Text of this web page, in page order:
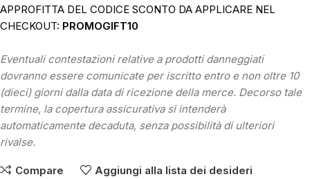
APPROFITTA DEL CODICE SCONTO DA APPLICARE NEL
CHECKOUT: PROMOGIFT10
Eventuali contestazioni relative a prodotti danneggiati
dovranno essere comunicate per iscritto entro e non oltre 10
(dieci) giorni dalla data di ricezione della merce. Decorso tale
termine, la copertura assicurativa si intenderà
automaticamente decaduta, senza possibilità di ulteriori
rivalse.
Compare Aggiungi alla lista dei desideri